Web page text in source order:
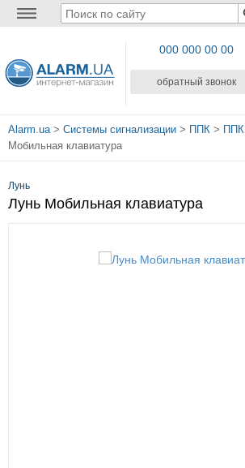
000 000 00 00
обратный звонок
Alarm.ua> Системы сигнализации > ППК >
Мобильная клавиатура
Лунь
Лунь Мобильная клавиатура